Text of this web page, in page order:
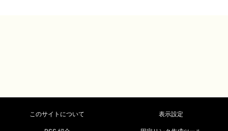
このサイトについて 表示設定